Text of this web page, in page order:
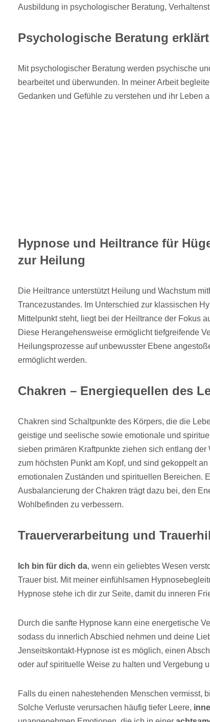
Ausbildung in psychologischer Beratung,
Psychologische Beratung erklärt
Mit psychologischer Beratung werden psychische
bearbeitet und überwunden. In meiner Arbeit
Gedanken und Gefühle zu verstehen und ihr Leben
Hypnose und Heiltrance für
zur Heilung
Die Heiltrance unterstützt Heilung und Wachstum
Trancezustandes. Im Unterschied zur klassischen
Mittelpunkt steht, liegt bei der Heiltrance der Fokus
Diese Herangehensweise ermöglicht tiefgreifende
Heilungsprozesse auf unbewusster Ebene
ermöglicht werden.
Chakren – Energiequellen des
Chakren sind Schaltpunkte des Körpers, die die
geistige und seelische sowie emotionale und
sieben primären Kraftpunkte ziehen sich entlang
zum höchsten Punkt am Kopf, und sind gekoppelt
emotionalen Zuständen und spirituellen Bereichen.
Ausbalancierung der Chakren trägt dazu bei, den
Wohlbefinden zu verbessern.
Trauerverarbeitung und
Ich bin für dich da, wenn ein geliebtes Wesen
Trauer bist. Mit meiner einfühlsamen
Hypnose stehe ich dir zur Seite, damit du inneren
Durch die sanfte Hypnose kann eine energetische
sodass du innerlich Abschied nehmen und deine
Jenseitskontakt-Hypnose ist es möglich, einen
oder auf spirituelle Weise zu halten und Vergebung
Falls du einen nahestehenden Menschen vermisst,
Solche Verluste verursachen häufig tiefer Leere,